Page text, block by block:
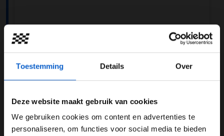
Toestemming Details Over
Deze website maakt gebruik van cookies
We gebruiken cookies om content en advertenties te
personaliseren, om functies voor social media te bieden
WELKOM BIJ GRAND PRIX RADIO